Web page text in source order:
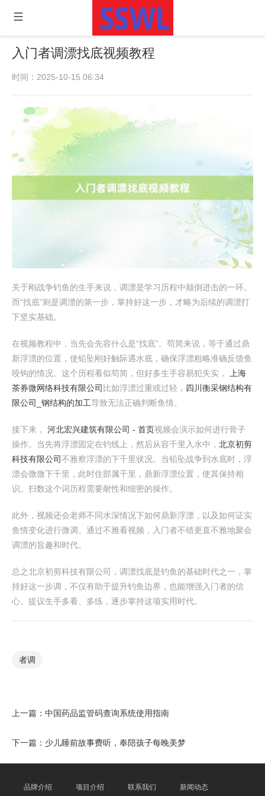
入门者调漂找底视频教程
时间：2025-10-15 06:34
关于刚战争钓鱼的生手来说，调漂是学习历程中颠倒进击的一环。
而“找底”则是调漂的第一步，掌持好这一步，才略为后续的调漂打
下坚实基础。
在视频教程中，当先会先容什么是“找底”。苟简来说，等于通过鼎
新浮漂的位置，使铅坠刚好触际遇水底，确保浮漂粗略准确反馈鱼
咬钩的情况。这个历程看似苟简，但好多生手容易犯失实，
上海
茶券微网络科技有限公司 比如浮漂过重或过轻， 四川衡采钢结构有
限公司_钢结构的加工导致无法正确判断鱼情。
接下来， 河北宏兴建筑有限公司 - 首页视频会演示如何进行骨子
操作。当先将浮漂固定在钓线上，然后从容千里入水中， 北京初剪
科技有限公司不雅察浮漂的下千里状况。当铅坠战争到水底时，浮
漂会微微下千里，此时住部属千里，鼎新浮漂位置，使其保持相
识。扫数这个词历程需要耐性和细密的操作。
此外，视频还会老师不同水深情况下如何鼎新浮漂，以及如何证实
鱼情变化进行微调。通过不雅看视频，入门者不错更直不雅地聚会
调漂的旨趣和时代。
总之北京初剪科技有限公司，调漂找底是钓鱼的基础时代之一，掌
持好这一步调，不仅有助于提升钓鱼边界，也能增强入门者的信
心。提议生手多看、多练，逐步掌持这项实用时代。
者调
上一篇： 中国药品监管码查询系统使用指南
下一篇： 少儿睡前故事费听，奉陪孩子每晚美梦
品牌介绍 项目介绍 联系我们 新闻动态